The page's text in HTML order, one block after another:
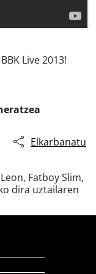
Live 2013!
Elkarbanatu
Fatboy Slim,
dira uztailaren